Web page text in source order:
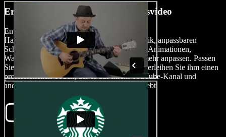
Erstellen Sie Ihr Hausbesichtigungsvideo
Entfesseln Sie Ihre Kreativität, indem Sie Ihr
Hausbesichtigungsvideo mit Hintergrundmusik, anpassbaren
Schriftarten, einer Vielzahl von Übergängen, Animationen,
Wasserzeichen, Sprachüberlagerungen und mehr anpassen. Passen
Sie Ihr Video nach Ihren Wünschen an und verleihen Sie ihm einen
professionellen Touch, der es auf Ihrem YouTube-Kanal und
anderen sozialen Medienplattformen hervorhebt.